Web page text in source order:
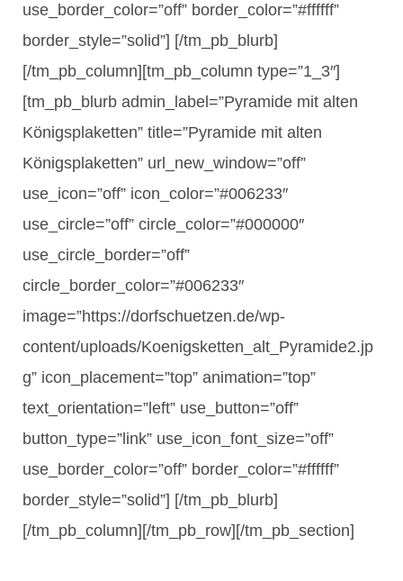
use_border_color=”off” border_color=”#ffffff”
border_style=”solid”] [/tm_pb_blurb]
[/tm_pb_column][tm_pb_column type=”1_3″]
[tm_pb_blurb admin_label=”Pyramide mit alten
Königsplaketten” title=”Pyramide mit alten
Königsplaketten” url_new_window=”off”
use_icon=”off” icon_color=”#006233″
use_circle=”off” circle_color=”#000000″
use_circle_border=”off”
circle_border_color=”#006233″
image=”https://dorfschuetzen.de/wp-
content/uploads/Koenigsketten_alt_Pyramide2.jp
g” icon_placement=”top” animation=”top”
text_orientation=”left” use_button=”off”
button_type=”link” use_icon_font_size=”off”
use_border_color=”off” border_color=”#ffffff”
border_style=”solid”] [/tm_pb_blurb]
[/tm_pb_column][/tm_pb_row][/tm_pb_section]